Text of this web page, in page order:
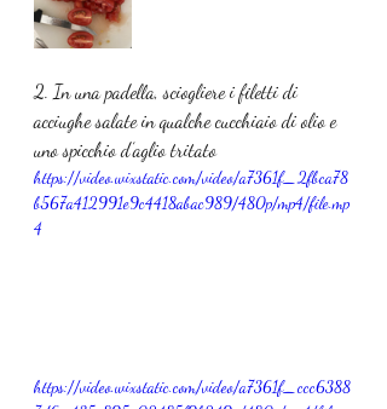
2. In una padella, sciogliere i filetti di
acciughe salate in qualche cucchiaio di olio e
uno spicchio d’aglio tritato
https://video.wixstatic.com/video/a7361f_2fbca78
b567a412991e9c4418abac989/480p/mp4/file.mp
4
https://video.wixstatic.com/video/a7361f_ccc6388